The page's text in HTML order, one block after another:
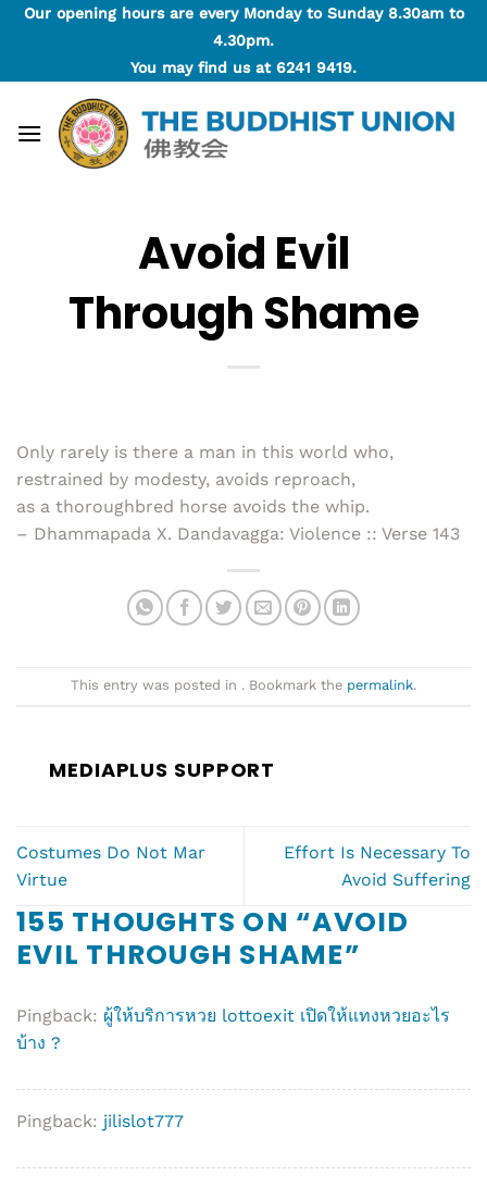
SkipOur opening hours are every Monday to Sunday 8.30am to
4.30pm.
You may find us at 6241 9419.
Avoid Evil
Through Shame
Only rarely is there a man in this world who,
restrained by modesty, avoids reproach,
as a thoroughbred horse avoids the whip.
– Dhammapada X. Dandavagga: Violence :: Verse 143
This entry was posted in . Bookmark the permalink.
MEDIAPLUS SUPPORT
Costumes Do Not Mar
Virtue
Effort Is Necessary To
Avoid Suffering
155 THOUGHTS ON “AVOID
EVIL THROUGH SHAME”
Pingback: ผู้ให้บริการหวย lottoexit เปิดให้แทงหวยอะไร
บ้าง ?
Pingback: jilislot777